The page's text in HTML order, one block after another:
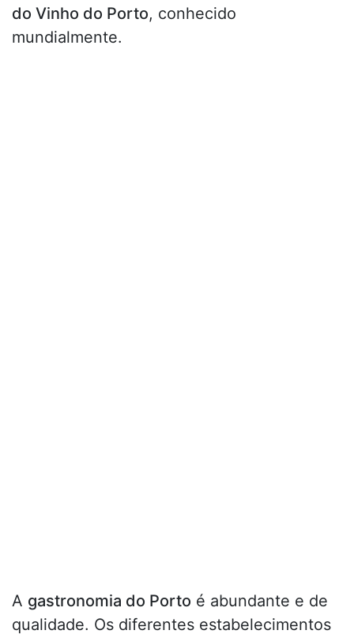
do Vinho do Porto, conhecido
mundialmente.
A gastronomia do Porto é abundante e de
qualidade. Os diferentes estabelecimentos